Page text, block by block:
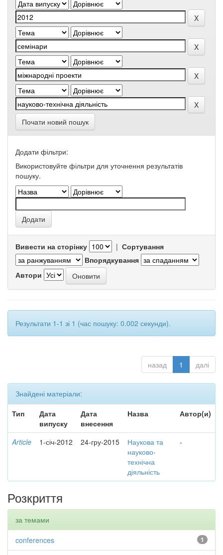
Почати новий пошук
Додати фільтри:
Використовуйте фільтри для уточнення результатів
пошуку.
Вивести на сторінку | Сортування
Впорядкування
Автори
Результати 1-1 зі 1 (час пошуку: 0.002 секунди).
назад 1 далі
Знайдені матеріали:
Тип
Дата
випуску
Дата
внесення
Назва Автор(и)
Article 1-січ-2012 24-гру-2015
Наукова та
науково-
технічна
діяльність
-
Розкриття
за темами
1
conferences